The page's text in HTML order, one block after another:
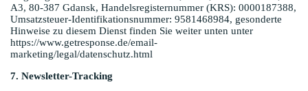
A3, 80-387 Gdansk, Handelsregisternummer (KRS): 0000187388,
Umsatzsteuer-Identifikationsnummer: 9581468984, gesonderte
Hinweise zu diesem Dienst finden Sie weiter unten unter
https://www.getresponse.de/email-
marketing/legal/datenschutz.html
7. Newsletter-Tracking